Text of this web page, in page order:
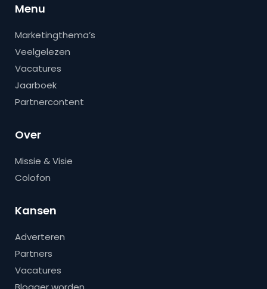
Menu
Marketingthema’s
Veelgelezen
Vacatures
Jaarboek
Partnercontent
Over
Missie & Visie
Colofon
Kansen
Adverteren
Partners
Vacatures